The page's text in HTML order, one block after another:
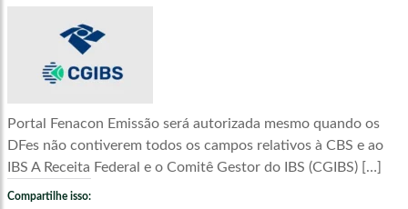
Portal Fenacon Emissão será autorizada mesmo quando os
DFes não contiverem todos os campos relativos à CBS e ao
IBS A Receita Federal e o Comitê Gestor do IBS (CGIBS) […]
Compartilhe isso: